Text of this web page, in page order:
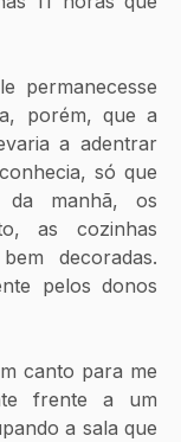
permanecesse
porém, que a
a adentrar
só que
da manhã, os
as cozinhas
decoradas.
pelos donos
canto para me
frente a um
a sala que